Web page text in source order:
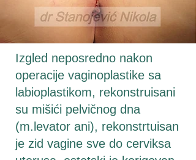
Izgled neposredno nakon
operacije vaginoplastike sa
labioplastikom, rekonstruisani
su mišići pelvičnog dna
(m.levator ani), rekonstrtuisan
je zid vagine sve do cerviksa